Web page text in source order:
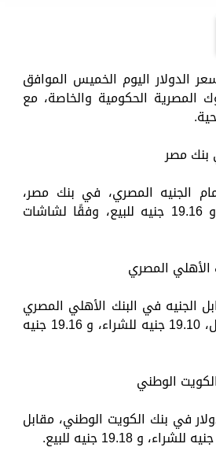
الدولار اليوم الخميس الموافق
البنوك المصرية الحكومية والخاصة، مع
بنك مصر
الجنيه المصري، في بنك مصر،
19.10 جنيه للشراء، و 19.16 جنيه للبيع، وفقًا لشاشات
الأهلي المصري
الجنيه في البنك الأهلي المصري
بحسب شاشات التداول، 19.10 جنيه للشراء، و 19.16 جنيه
الوطني
في بنك الكويت الوطني، مقابل